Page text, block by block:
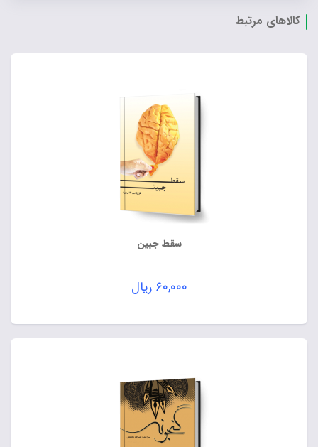
کالاهای مرتبط
سقط جبین
۶۰,۰۰۰ ریال